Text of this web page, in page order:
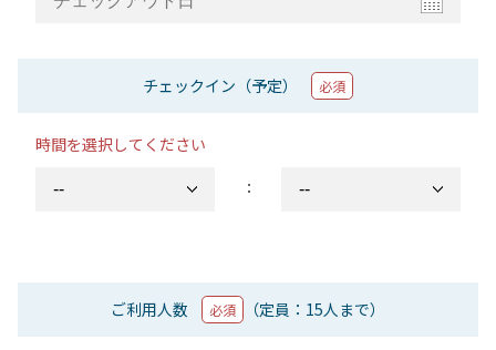
チェックイン（予定） 必須
時間を選択してください
：
ご利用人数 必須 （定員：15人まで）